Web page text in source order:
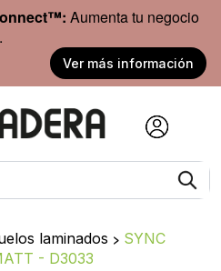
Aumenta tu negocio
Ver más información
laminados > SYNC
- D3033